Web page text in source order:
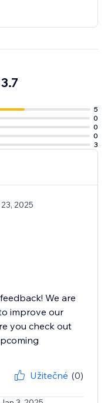
5
0
0
0
3
2025
We are
improve our
you check out
Užitečné (0)